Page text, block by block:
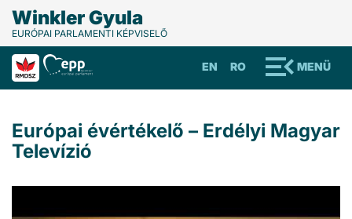
Winkler Gyula
EURÓPAI PARLAMENTI KÉPVISELŐ
MENÜ
RO
EN
Európai évértékelő – Erdélyi Magyar
Televízió